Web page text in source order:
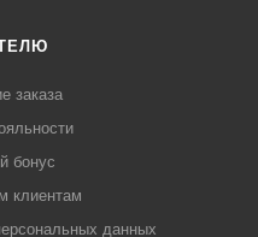
заказа
бонус
клиентам
данных